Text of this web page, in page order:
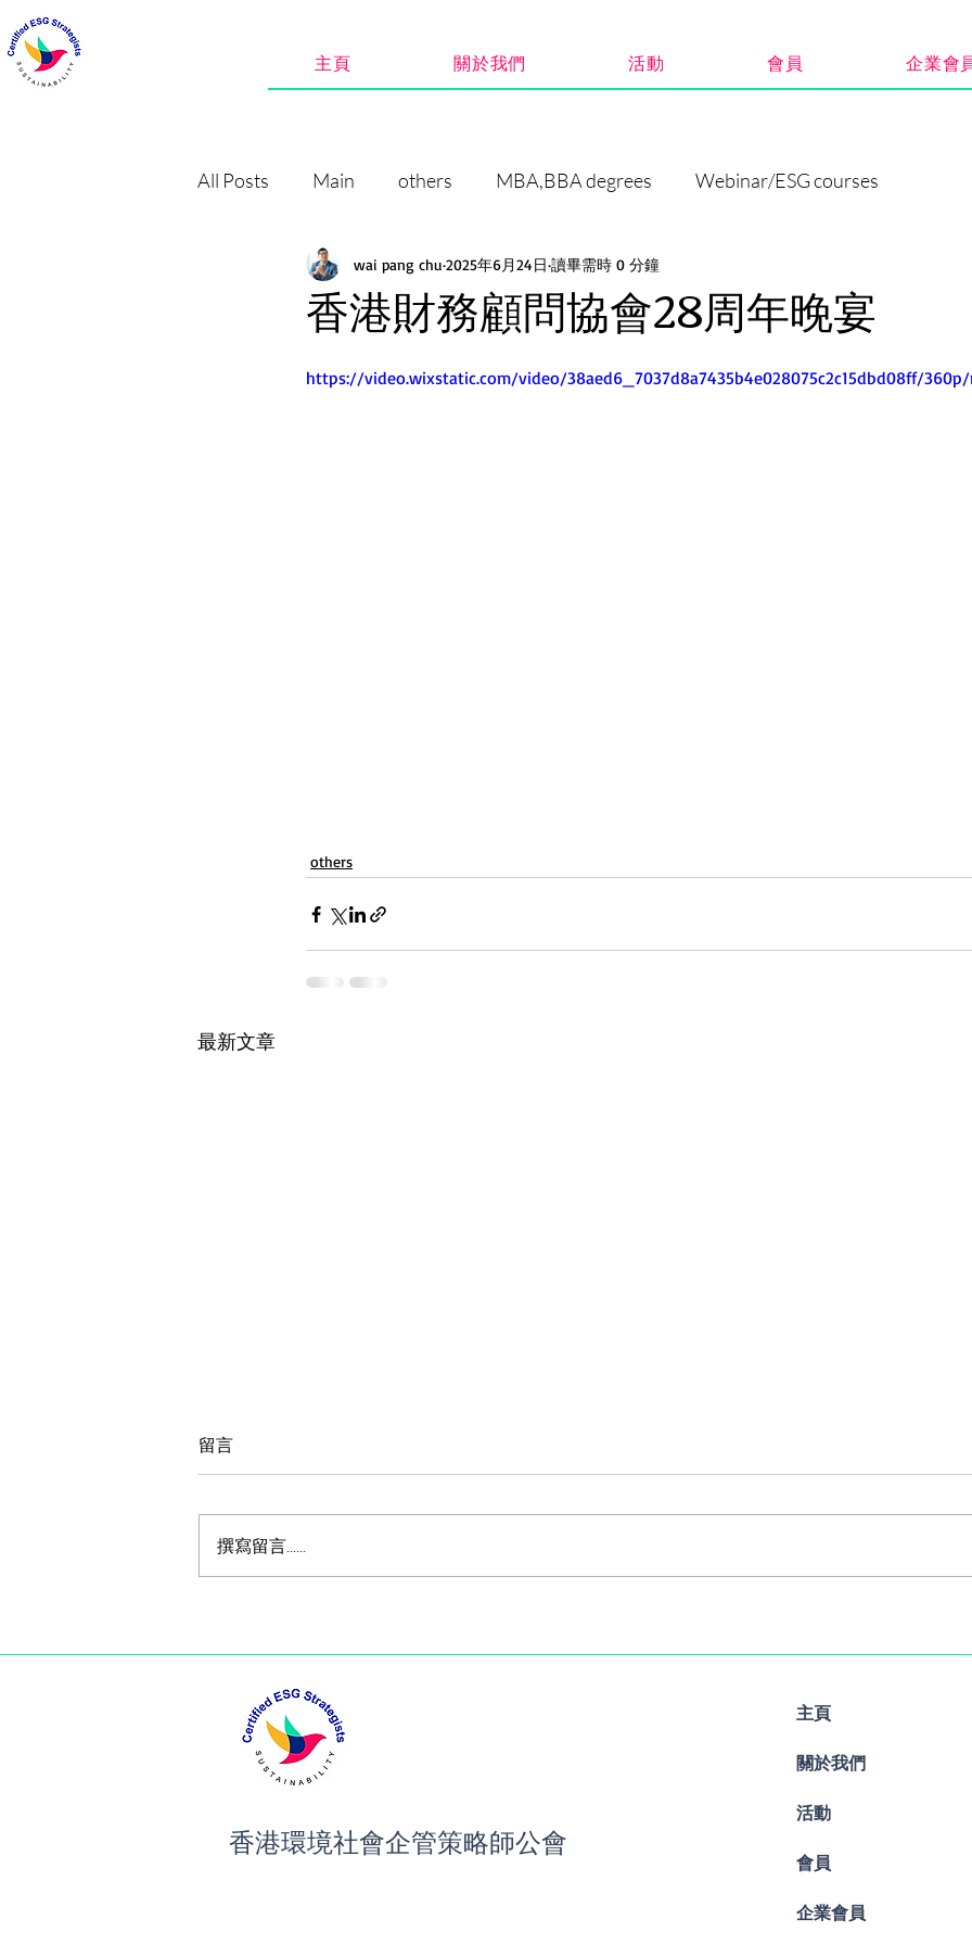
主頁 關於我們 活動 會員 企業會
All Posts Main others MBA,BBA degrees Webinar/ESG courses
香港財務顧問協會28周年晚宴
wai pang chu 2025年6月24日 讀畢需時 0 分鐘
https://video.wixstatic.com/video/38aed6_7037d8a7435b4e028075c2c15dbd08ff/
others
最新文章
Webinar : Sustainability
and ESG for Insurance
Professionals
29 December 2023 免费網
留言
撰寫留言......
香港環境社會企管策略師公會
主頁
關於我們
活動
會員
企業會員